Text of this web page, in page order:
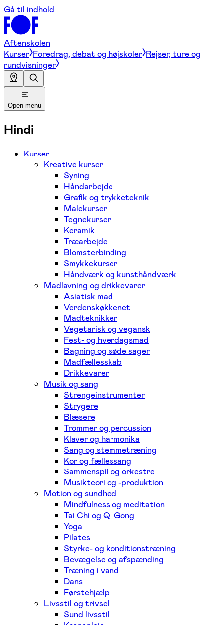
Gå til indhold
Aftenskolen
Kurser Foredrag, debat og højskoler Rejser, ture og
rundvisninger
Open menu
Hindi
Kurser
Kreative kurser
Syning
Håndarbejde
Grafik og trykketeknik
Malekurser
Tegnekurser
Keramik
Træarbejde
Blomsterbinding
Smykkekurser
Håndværk og kunsthåndværk
Madlavning og drikkevarer
Asiatisk mad
Verdenskøkkenet
Madteknikker
Vegetarisk og vegansk
Fest- og hverdagsmad
Bagning og søde sager
Madfællesskab
Drikkevarer
Musik og sang
Strengeinstrumenter
Strygere
Blæsere
Trommer og percussion
Klaver og harmonika
Sang og stemmetræning
Kor og fællessang
Sammenspil og orkestre
Musikteori og -produktion
Motion og sundhed
Mindfulness og meditation
Tai Chi og Qi Gong
Yoga
Pilates
Styrke- og konditionstræning
Bevægelse og afspænding
Træning i vand
Dans
Førstehjælp
Livsstil og trivsel
Sund livsstil